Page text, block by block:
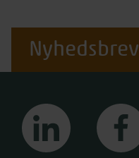
Nyhedsbrev
linkedin